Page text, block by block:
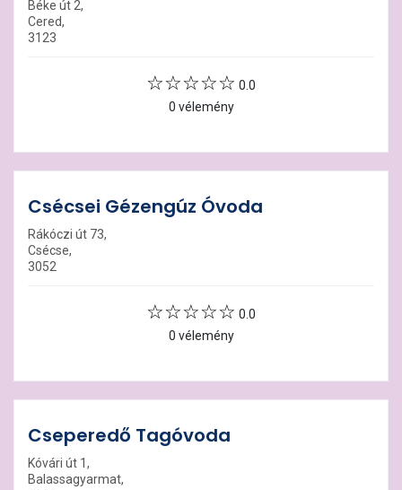
Béke út 2,
Cered,
3123
0.0
0 vélemény
Csécsei Gézengúz Óvoda
Rákóczi út 73,
Csécse,
3052
0.0
0 vélemény
Cseperedő Tagóvoda
Kóvári út 1,
Balassagyarmat,